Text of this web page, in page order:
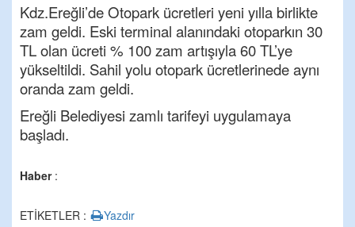
Kdz.Ereğli’de Otopark ücretleri yeni yılla birlikte
zam geldi. Eski terminal alanındaki otoparkın 30
TL olan ücreti % 100 zam artışıyla 60 TL’ye
yükseltildi. Sahil yolu otopark ücretlerinede aynı
oranda zam geldi.
Ereğli Belediyesi zamlı tarifeyi uygulamaya
başladı.
Haber:
ETİKETLER : Yazdır